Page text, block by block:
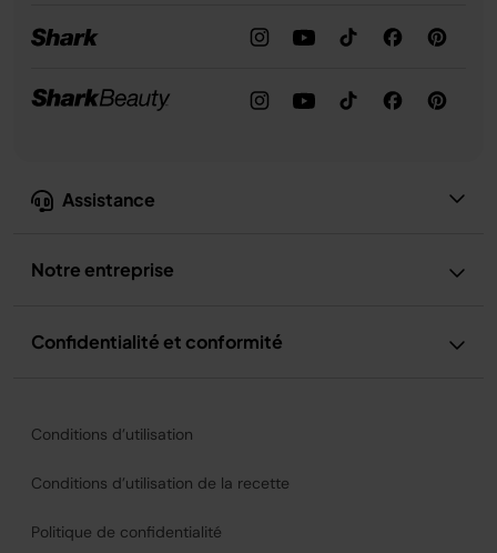
Assistance
Notre entreprise
Confidentialité et conformité
Conditions d’utilisation
Conditions d’utilisation de la recette
Politique de confidentialité